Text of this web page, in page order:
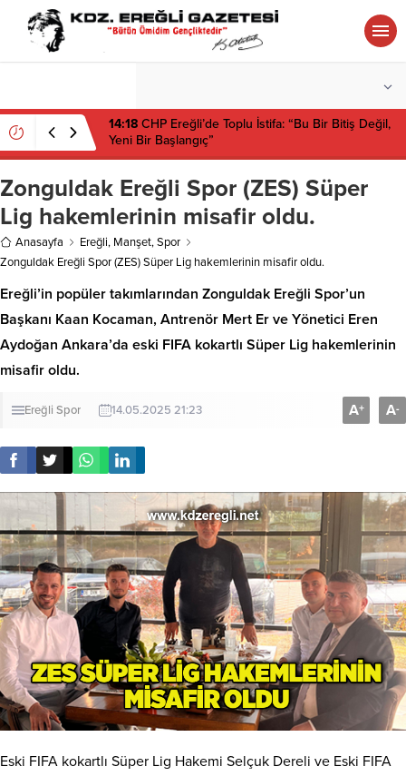
14:18 CHP Ereğli’de Toplu İstifa: “Bu Bir Bitiş Değil,
Yeni Bir Başlangıç”
Zonguldak Ereğli Spor (ZES) Süper
Lig hakemlerinin misafir oldu.
Anasayfa Ereğli, Manşet,Spor
Zonguldak Ereğli Spor (ZES) Süper Lig hakemlerinin misafir oldu.
Ereğli’in popüler takımlarından Zonguldak Ereğli Spor’un
Başkanı Kaan Kocaman, Antrenör Mert Er ve Yönetici Eren
Aydoğan Ankara’da eski FIFA kokartlı Süper Lig hakemlerinin
misafir oldu.
Ereğli Spor 14.05.2025 21:23 A+ A-
Eski FIFA kokartlı Süper Lig Hakemi Selçuk Dereli ve Eski FIFA